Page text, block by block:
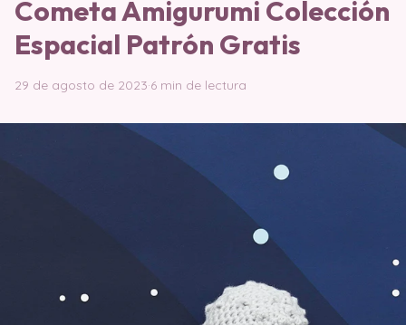
Cometa Amigurumi Colección
Espacial Patrón Gratis
29 de agosto de 2023·6 min de lectura